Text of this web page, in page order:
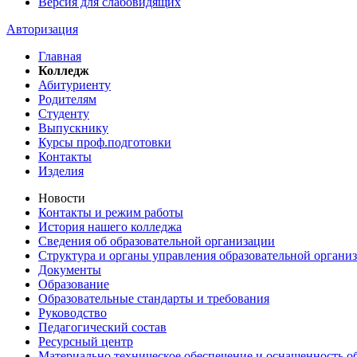
Авторизация
Главная
Колледж
Абитуриенту
Родителям
Студенту
Выпускнику
Курсы проф.подготовки
Контакты
Изделия
Новости
Контакты и режим работы
История нашего колледжа
Сведения об образовательной организации
Структура и органы управления образовательной
Документы
Образование
Образовательные стандарты и требования
Руководство
Педагогический состав
Ресурсный центр